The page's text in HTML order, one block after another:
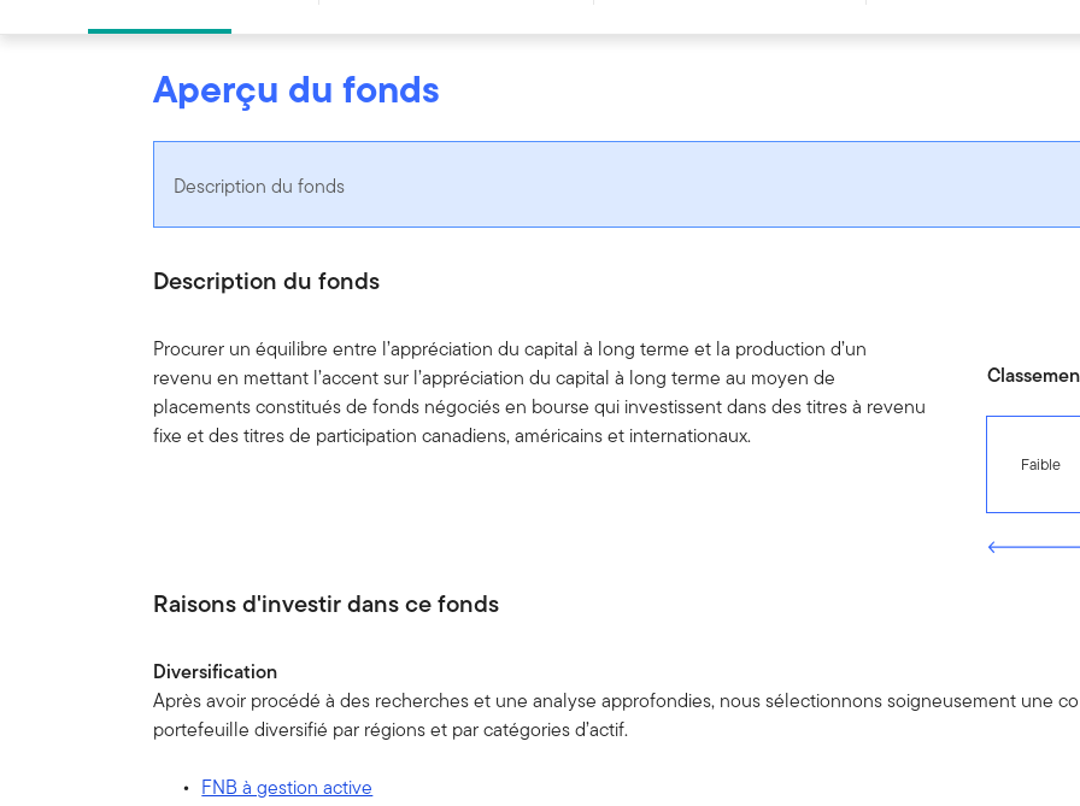
Aperçu du fonds
Description du fonds
Description du fonds
Procurer un équilibre entre l’appréciation du capital à long terme et la production d’un
revenu en mettant l’accent sur l’appréciation du capital à long terme au moyen de
placements constitués de fonds négociés en bourse qui investissent dans des titres à revenu
fixe et des titres de participation canadiens, américains et internationaux.
Faible
Raisons d'investir dans ce fonds
Diversification
Après avoir procédé à des recherches et une analyse approfondies, nous sélectionnons soigneusement une
portefeuille diversifié par régions et par catégories d’actif.
FNB à gestion active